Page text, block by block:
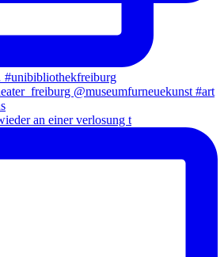
an einer verlosung t